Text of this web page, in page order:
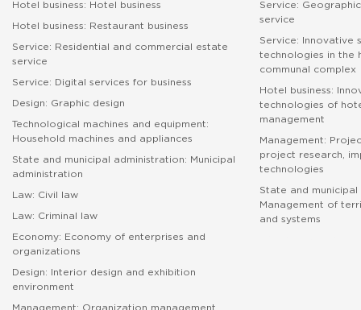
Hotel business: Hotel business
Hotel business: Restaurant business
Service: Residential and commercial estate
service
Service: Digital services for business
Design: Graphic design
Technological machines and equipment:
Household machines and appliances
State and municipal administration: Municipal
administration
Law: Civil law
Law: Criminal law
Economy: Economy of enterprises and
organizations
Design: Interior design and exhibition
environment
Management: Organization management
Service:
service
Service: Innovative
technologies in the
communal complex
Hotel business:
technologies of
management
Management:
project research,
technologies
State and municipal
Management of
and systems